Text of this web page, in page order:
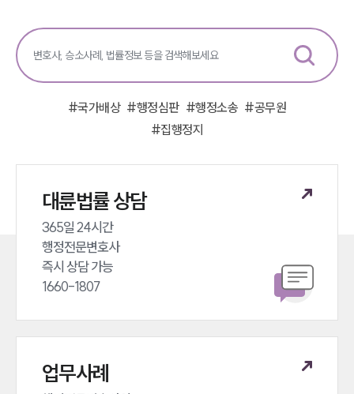
#국가배상 #행정심판 #행정소송 #공무원
#집행정지
대륜법률 상담
365일 24시간
행정전문변호사
즉시 상담 가능
1660-1807
업무사례